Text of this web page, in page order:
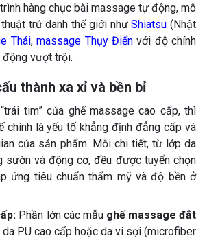
hàng chục bài massage tự động, mô
trứ danh thế giới nhưShiatsu (Nhật
Thái,massage Thụy Điểnvới độ chính
vượt trội.
thành xa xỉ và bền bỉ
tim” của ghế massage cao cấp, thì
chính là yếu tố khẳng định đẳng cấp và
của sản phẩm. Mỗi chi tiết, từ lớp da
sườn và động cơ, đều được tuyển chọn
ứng tiêu chuẩn thẩm mỹ và độ bền ở
Phần lớn các mẫu ghế massage đắt
PU cao cấp hoặc da vi sợi (microfiber